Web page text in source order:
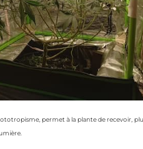
permet à la plante de recevoir,